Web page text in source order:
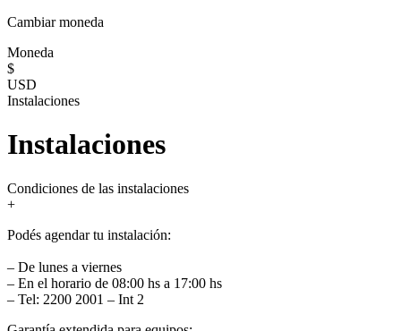
Cambiar moneda
Moneda
$
USD
Instalaciones
Instalaciones
Condiciones de las instalaciones
+
Podés agendar tu instalación:
– De lunes a viernes
– En el horario de 08:00 hs a 17:00 hs
– Tel: 2200 2001 – Int 2